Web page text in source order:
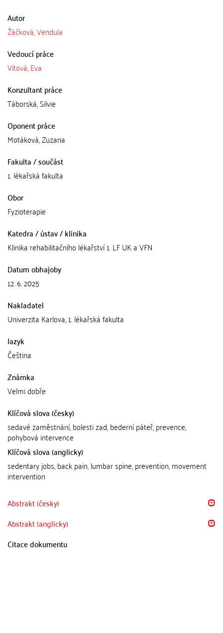
Autor
Žáčková, Vendula
Vedoucí práce
Vítová, Eva
Konzultant práce
Táborská, Silvie
Oponent práce
Motáková, Zuzana
Fakulta / součást
1. lékařská fakulta
Obor
Fyzioterapie
Katedra / ústav / klinika
Klinika rehabilitačního lékařství 1. LF UK a VFN
Datum obhajoby
12. 6. 2025
Nakladatel
Univerzita Karlova, 1. lékařská fakulta
Jazyk
Čeština
Známka
Velmi dobře
Klíčová slova (česky)
sedavé zaměstnání, bolesti zad, bederní páteř, prevence,
pohybová intervence
Klíčová slova (anglicky)
sedentary jobs, back pain, lumbar spine, prevention, movement
intervention
Abstrakt (česky)
Abstrakt (anglicky)
Citace dokumentu